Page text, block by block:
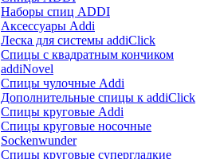
Наборы спиц ADDI
Аксессуары Addi
Леска для системы addiClick
Спицы с квадратным кончиком
addiNovel
Спицы чулочные Addi
Дополнительные спицы к addiClick
Спицы круговые Addi
Спицы круговые носочные
Sockenwunder
Спицы круговые супергладкие